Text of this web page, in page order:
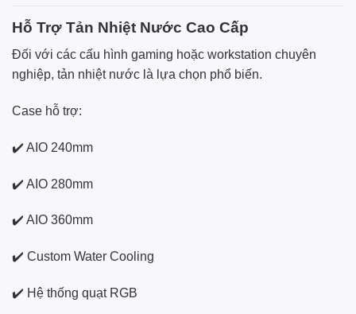
Hỗ Trợ Tản Nhiệt Nước Cao Cấp
Đối với các cấu hình gaming hoặc workstation chuyên
nghiệp, tản nhiệt nước là lựa chọn phổ biến.
Case hỗ trợ:
✔️ AIO 240mm
✔️ AIO 280mm
✔️ AIO 360mm
✔️ Custom Water Cooling
✔️ Hệ thống quạt RGB